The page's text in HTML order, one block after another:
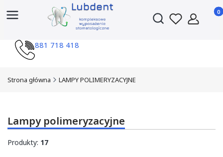
Otwórz wyszukiwarkę
881 718 418
Strona główna LAMPY POLIMERYZACYJNE
Lampy polimeryzacyjne
Produkty: 17